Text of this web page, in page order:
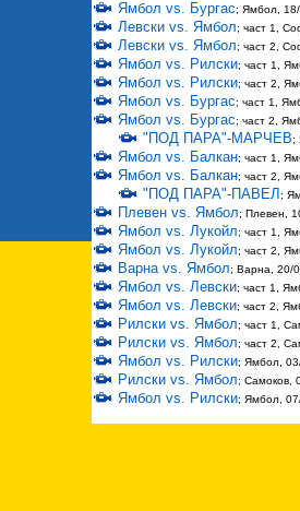
Ямбол vs. Бургас; Ямбол,
Левски vs. Ямбол; част 1,
Левски vs. Ямбол; част 2,
Ямбол vs. Рилски; част 1,
Ямбол vs. Рилски; част 2,
Ямбол vs. Бургас; част 1,
Ямбол vs. Бургас; част 2,
"ПОД ПАРА"-МАРЧЕВ;
Ямбол vs. Балкан; част 1,
Ямбол vs. Балкан; част 2,
"ПОД ПАРА"-ПАВЕЛ ;
Плевен vs. Ямбол; Плевен,
Ямбол vs. Лукойл; част 1,
Ямбол vs. Лукойл; част 2,
Варна vs. Ямбол; Варна, 20/
Ямбол vs. Левски; част 1,
Ямбол vs. Левски; част 2,
Рилски vs. Ямбол; част 1,
Рилски vs. Ямбол; част 2,
Ямбол vs. Рилски; Ямбол,
Рилски vs. Ямбол;
Ямбол vs. Рилски; Ямбол,